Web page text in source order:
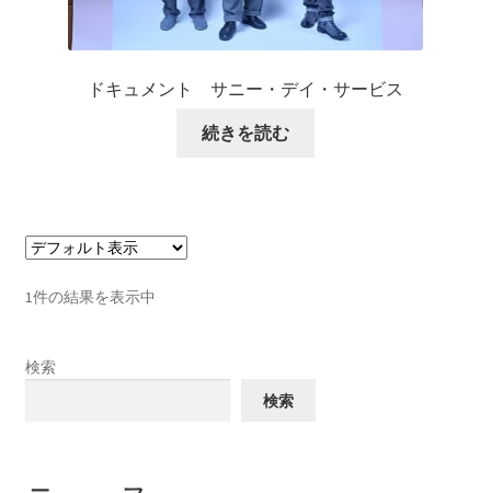
ドキュメント サニー・デイ・サービス
続きを読む
1件の結果を表示中
検索
検索